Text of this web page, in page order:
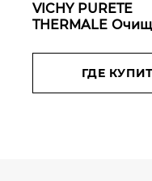
VICHY PURETE
THERMALE
сияние для
чувствительной
150 мл
ГДЕ